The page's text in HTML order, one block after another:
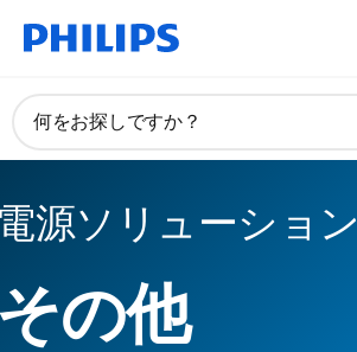
何をお探しですか？
源ソリューション
の他